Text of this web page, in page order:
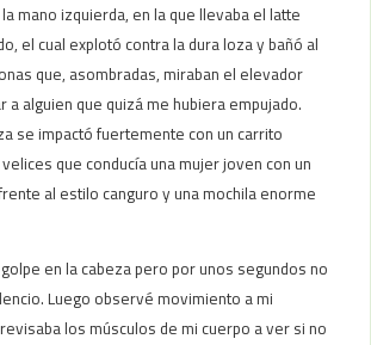
mano izquierda, en la que llevaba el latte
el cual explotó contra la dura loza y bañó al
que, asombradas, miraban el elevador
a alguien que quizá me hubiera empujado.
se impactó fuertemente con un carrito
que conducía una mujer joven con un
al estilo canguro y una mochila enorme
en la cabeza pero por unos segundos no
Luego observé movimiento a mi
los músculos de mi cuerpo a ver si no